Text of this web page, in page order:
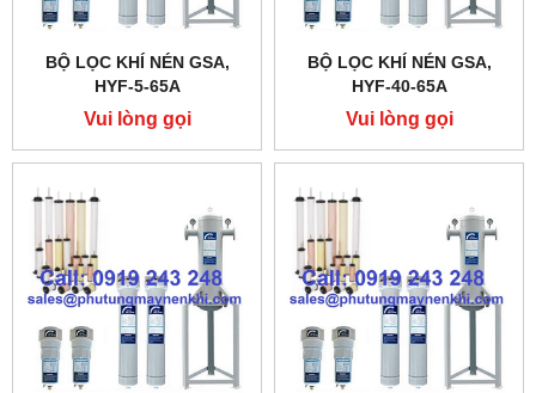
BỘ LỌC KHÍ NÉN GSA,
HYF-5-65A
Vui lòng gọi
BỘ LỌC KHÍ NÉN GSA,
HYF-40-65A
Vui lòng gọi